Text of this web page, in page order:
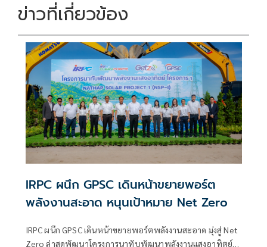
ข่าวที่เกี่ยวข้อง
IRPC ผนึก GPSC เดินหน้าขยายพอร์ต
พลังงานสะอาด หนุนเป้าหมาย Net Zero
IRPC ผนึก GPSC เดินหน้าขยายพอร์ตพลังงานสะอาด มุ่งสู่ Net
Zero ล่าสุดพัฒนาโครงการนาทับพัฒนาพลังงานแสงอาทิตย์